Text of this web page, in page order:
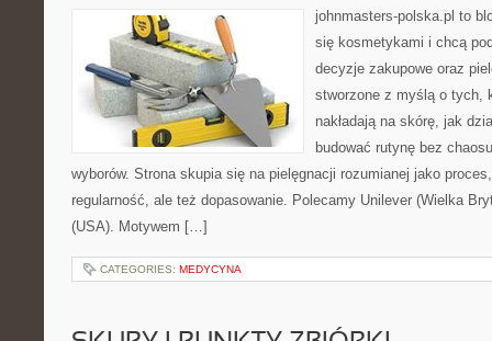
johnmasters-polska.pl to
się kosmetykami i chcą
decyzje zakupowe oraz
stworzone z myślą o tych,
nakładają na skórę, jak
budować rutynę bez
wyborów. Strona skupia się na pielęgnacji rozumianej jako
regularność, ale też dopasowanie. Polecamy Unilever (Wielka
(USA). Motywem […]
CATEGORIES: MEDYCYNA